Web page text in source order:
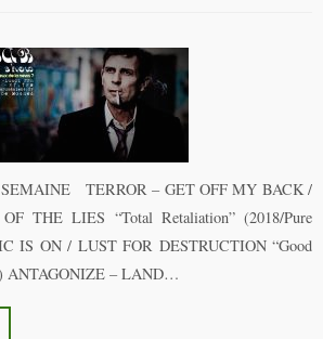
TERROR – GET OFF MY BACK /
THE LIES “Total Retaliation” (2018/Pure
IS ON / LUST FOR DESTRUCTION “Good
ANTAGONIZE – LAND…